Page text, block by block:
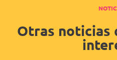
Otras noticias